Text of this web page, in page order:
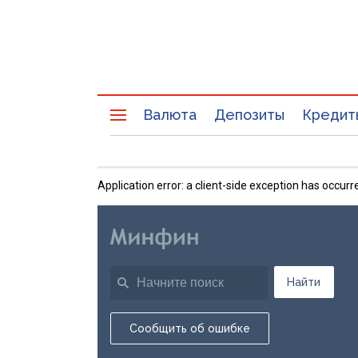
Валюта Депозиты
Application error: a client-side exception has
Найти
Сообщить об ошибке